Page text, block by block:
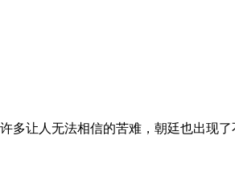
多让人无法相信的苦难，朝廷也出现